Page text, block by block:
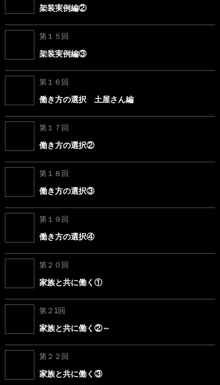
架装実例編②
第１５回
架装実例編③
第１６回
働き方の選択 土屋さん編
第１７回
働き方の選択②
第１８回
働き方の選択③
第１９回
働き方の選択④
第２０回
家族と共に働く①
第２1回
家族と共に働く②～
第２２回
家族と共に働く③